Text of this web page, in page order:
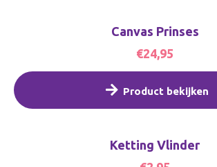
Canvas Prinses
€24,95
Product bekijken
Ketting Vlinder